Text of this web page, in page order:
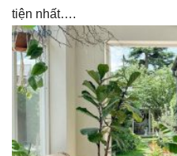
tiện nhất….